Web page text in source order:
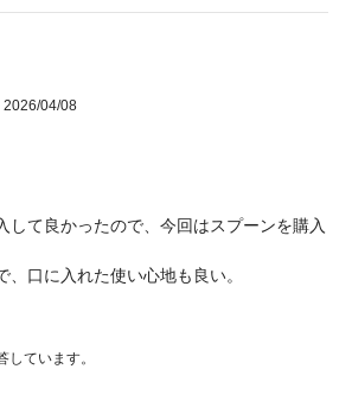
2026/04/08
して良かったので、今回はスプーンを購入
、口に入れた使い心地も良い。
しています。